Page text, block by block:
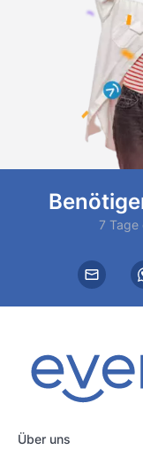
7 Tage
Über uns